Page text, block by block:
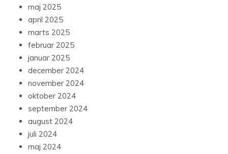
maj 2025
april 2025
marts 2025
februar 2025
januar 2025
december 2024
november 2024
oktober 2024
september 2024
august 2024
juli 2024
maj 2024